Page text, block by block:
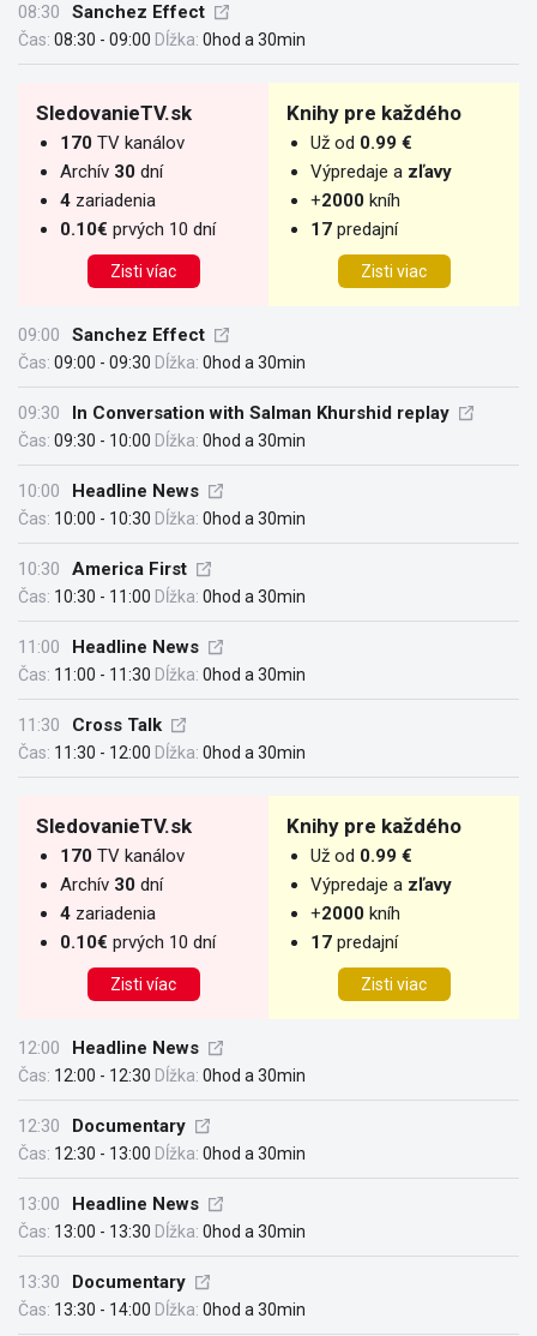
08:30 Sanchez Effect
Čas: 08:30 - 09:00 Dĺžka: 0hod a 30min
SledovanieTV.sk
170 TV kanálov
Archív 30 dní
4 zariadenia
0.10€ prvých 10 dní
Zisti víac
Knihy pre každého
Už od 0.99 €
Výpredaje a zľavy
+2000 kníh
17 predajní
Zisti viac
09:00 Sanchez Effect
Čas: 09:00 - 09:30 Dĺžka: 0hod a 30min
09:30 In Conversation with Salman Khurshid replay
Čas: 09:30 - 10:00 Dĺžka: 0hod a 30min
10:00 Headline News
Čas: 10:00 - 10:30 Dĺžka: 0hod a 30min
10:30 America First
Čas: 10:30 - 11:00 Dĺžka: 0hod a 30min
11:00 Headline News
Čas: 11:00 - 11:30 Dĺžka: 0hod a 30min
11:30 Cross Talk
Čas: 11:30 - 12:00 Dĺžka: 0hod a 30min
SledovanieTV.sk
170 TV kanálov
Archív 30 dní
4 zariadenia
0.10€ prvých 10 dní
Zisti víac
Knihy pre každého
Už od 0.99 €
Výpredaje a zľavy
+2000 kníh
17 predajní
Zisti viac
12:00 Headline News
Čas: 12:00 - 12:30 Dĺžka: 0hod a 30min
12:30 Documentary
Čas: 12:30 - 13:00 Dĺžka: 0hod a 30min
13:00 Headline News
Čas: 13:00 - 13:30 Dĺžka: 0hod a 30min
13:30 Documentary
Čas: 13:30 - 14:00 Dĺžka: 0hod a 30min